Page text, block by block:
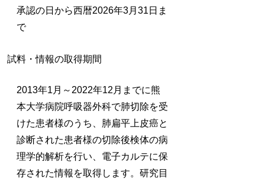
承認の日から西暦2026年3月31日ま
で
試料・情報の取得期間
2013年1月～2022年12月までに熊
本大学病院呼吸器外科で肺切除を受
けた患者様のうち、肺扁平上皮癌と
診断された患者様の切除後検体の病
理学的解析を行い、電子カルテに保
存された情報を取得します。研究目